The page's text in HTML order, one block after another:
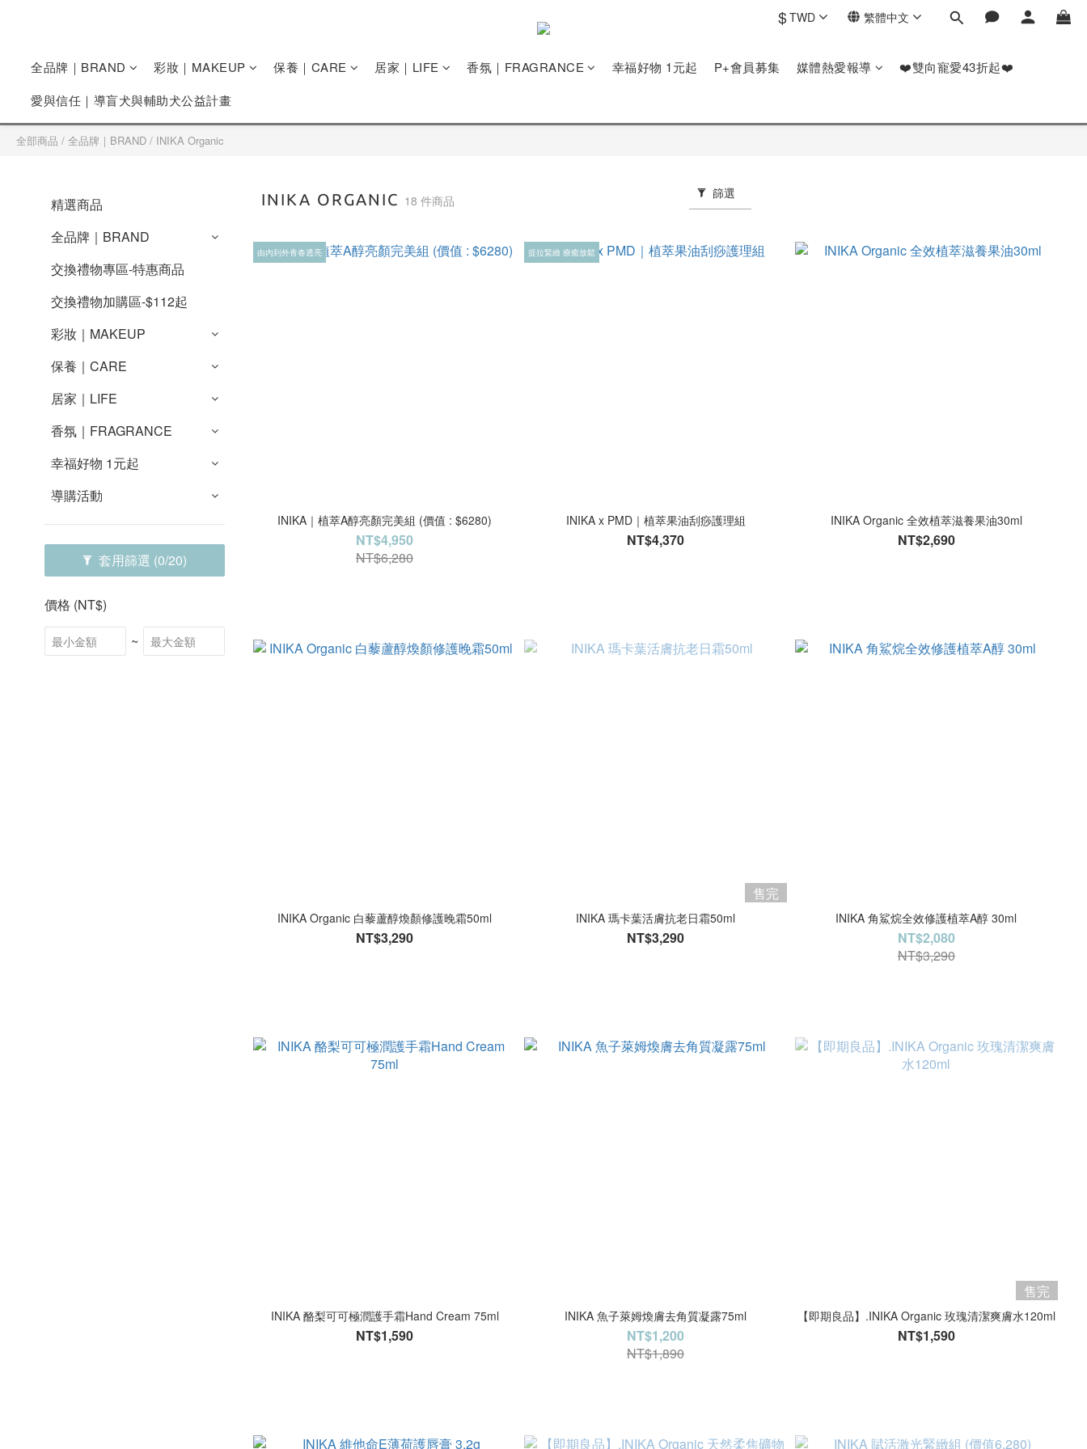
$TWD 繁體中文
全品牌｜BRAND 彩妝｜MAKEUP 保養｜CARE 居家｜LIFE 香氛｜FRAGRANCE 幸福好物 1元起 P+會員募集 媒體熱愛報導
❤️雙向寵愛43折起❤️
愛與信任｜導盲犬與輔助犬公益計畫
全部商品 / 全品牌｜BRAND / INIKA Organic
精選商品
全品牌｜BRAND
交換禮物專區-特惠商品
交換禮物加購區-$112起
彩妝｜MAKEUP
保養｜CARE
居家｜LIFE
香氛｜FRAGRANCE
幸福好物 1元起
導購活動
套用篩選 (0/20)
價格 (NT$)
~
INIKA ORGANIC 18 件商品 篩選
由內到外青春透亮
INIKA｜植萃A醇亮顏完美組 (價值 : $6280)
NT$4,950
NT$6,280
提拉緊緻 療癒放鬆
INIKA x PMD｜植萃果油刮痧護理組
NT$4,370
INIKA Organic 全效植萃滋養果油30ml
NT$2,690
INIKA Organic 白藜蘆醇煥顏修護晚霜50ml
NT$3,290
售完
INIKA 瑪卡葉活膚抗老日霜50ml
NT$3,290
INIKA 角鯊烷全效修護植萃A醇 30ml
NT$2,080
NT$3,290
INIKA 酪梨可可極潤護手霜Hand Cream 75ml
NT$1,590
INIKA 魚子萊姆煥膚去角質凝露75ml
NT$1,200
NT$1,890
售完
【即期良品】.INIKA Organic 玫瑰清潔爽膚水120ml
NT$1,590